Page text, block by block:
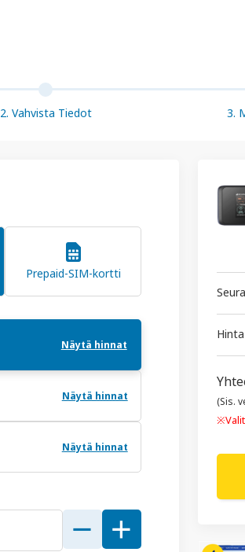
2. Vahvista Tiedot 3.
Prepaid-SIM-kortti
Näytä hinnat
Näytä hinnat
Näytä hinnat
Hinta
(Sis.